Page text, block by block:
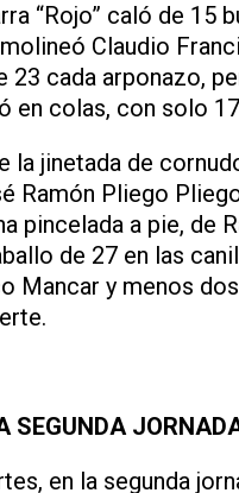
“Rojo” caló de 15
Claudio
23 cada arponazo,
en colas, con solo
la jinetada de
Ramón Pliego
pincelada a pie, de
de 27 en las
Mancar y menos
SEGUNDA
en la segunda